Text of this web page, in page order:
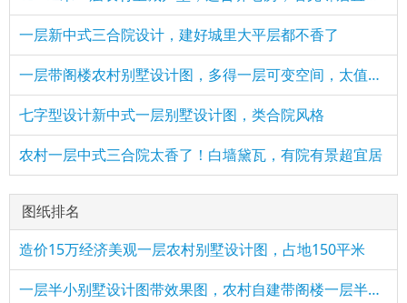
一层新中式三合院设计，建好城里大平层都不香了
一层带阁楼农村别墅设计图，多得一层可变空间，太值了！
七字型设计新中式一层别墅设计图，类合院风格
农村一层中式三合院太香了！白墙黛瓦，有院有景超宜居
图纸排名
造价15万经济美观一层农村别墅设计图，占地150平米
一层半小别墅设计图带效果图，农村自建带阁楼一层半方案